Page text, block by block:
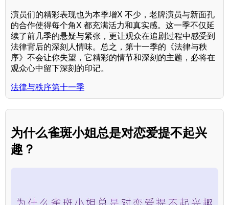
演员们的精彩表现也为本季增X 不少，老牌演员与新面孔
的合作使得每个角X 都充满活力和真实感。这一季不仅延
续了前几季的悬疑与紧张，更让观众在追剧过程中感受到
法律背后的深刻人情味。总之，第十一季的《法律与秩
序》不会让你失望，它精彩的情节和深刻的主题，必将在
观众心中留下深刻的印记。
法律与秩序第十一季
为什么雀斑小姐总是对恋爱提不起兴
趣？